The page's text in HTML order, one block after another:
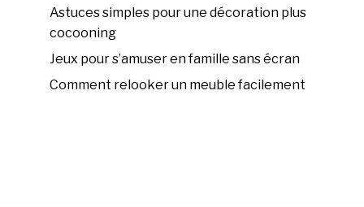
Astuces simples pour une décoration plus
cocooning
Jeux pour s’amuser en famille sans écran
Comment relooker un meuble facilement